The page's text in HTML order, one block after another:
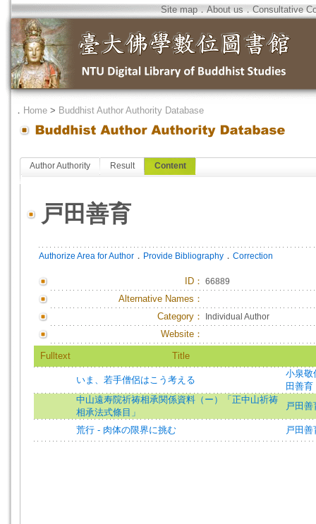
Site map．About us．Consultative
． Home > Buddhist Author Authority Database
Author Authority Result Content
戸田善育
Authorize Area for Author ． Provide Bibliography ． Correction
ID ： 66889
Alternative Names：
Category：
Individual Author
Website：
Fulltext Title
いま、若手僧侶はこう考える
小泉敬
田善育
中山遠寿院祈祷相承関係資料（ー）「正中山祈祷
相承法式條目」
戸田善
荒行 - 肉体の限界に挑む 戸田善